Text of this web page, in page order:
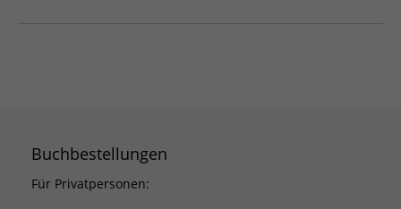
Buchbestellungen
Für Privatpersonen: